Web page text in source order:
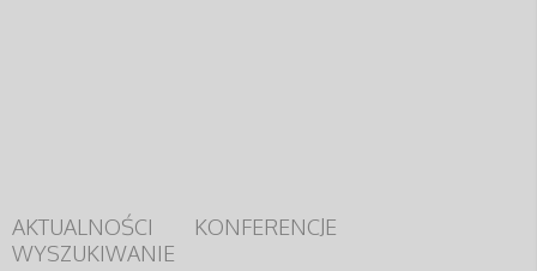
AKTUALNOŚCI
KONFERENCJE
WYSZUKIWANIE